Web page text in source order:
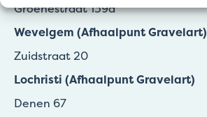
Groenestraat 139a
Wevelgem (Afhaalpunt Gravelart)
Zuidstraat 20
Lochristi (Afhaalpunt Gravelart)
Denen 67